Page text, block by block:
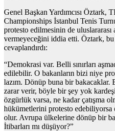
Genel Başkan Yardımcısı Öztark,
Championships İstanbul Tenis
protesto edilmesinin de
vermeyeceğini iddia etti. Öztark,
cevaplandırdı:
“Demokrasi var. Belli sınırları
edilebilir. O bakanların bizi niye
lazım. Dönüp buna bir bakacaklar.
zarar verir, böyle bir şey yok
özgürlük varsa, ne kadar çatışma
hükümetlerini protesto
olur. Avrupa ülkelerine dönüp bir
İtibarları mı düşüyor?”